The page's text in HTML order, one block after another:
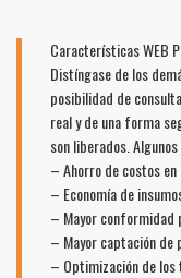
Características WEB
Distíngase de los
posibilidad de
real y de una forma
son liberados.
– Ahorro de costos
– Economía de
– Mayor conformidad
– Mayor captación de
– Optimización de los